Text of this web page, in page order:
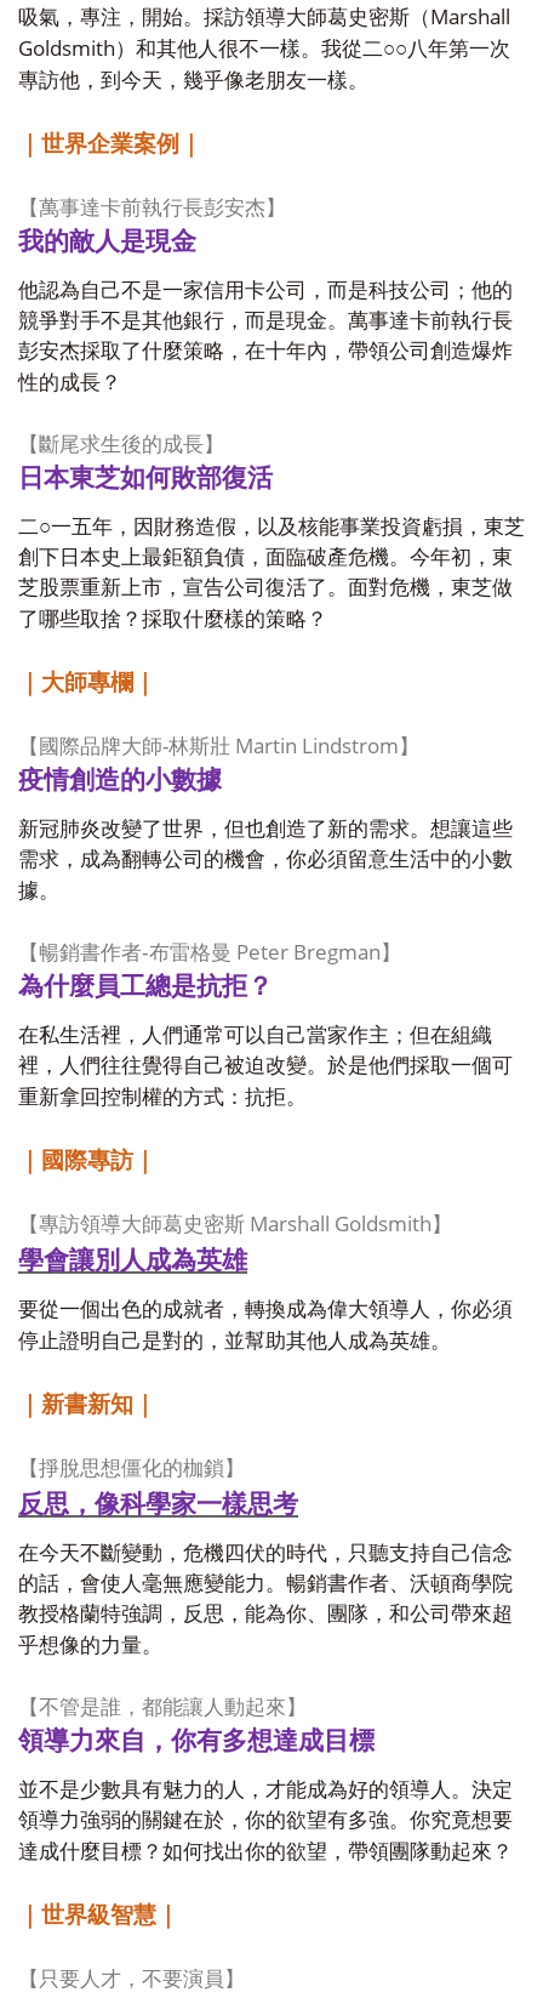
吸氣，專注，開始。採訪領導大師葛史密斯（Marshall
Goldsmith）和其他人很不一樣。我從二○○八年第一次
專訪他，到今天，幾乎像老朋友一樣。
｜世界企業案例｜
【萬事達卡前執行長彭安杰】
我的敵人是現金
他認為自己不是一家信用卡公司，而是科技公司；他的
競爭對手不是其他銀行，而是現金。萬事達卡前執行長
彭安杰採取了什麼策略，在十年內，帶領公司創造爆炸
性的成長？
【斷尾求生後的成長】
日本東芝如何敗部復活
二○一五年，因財務造假，以及核能事業投資虧損，東芝
創下日本史上最鉅額負債，面臨破產危機。今年初，東
芝股票重新上市，宣告公司復活了。面對危機，東芝做
了哪些取捨？採取什麼樣的策略？
｜大師專欄｜
【國際品牌大師-林斯壯 Martin Lindstrom 】
疫情創造的小數據
新冠肺炎改變了世界，但也創造了新的需求。想讓這些
需求，成為翻轉公司的機會，你必須留意生活中的小數
據。
【暢銷書作者-布雷格曼 Peter Bregman 】
為什麼員工總是抗拒？
在私生活裡，人們通常可以自己當家作主；但在組織
裡，人們往往覺得自己被迫改變。於是他們採取一個可
重新拿回控制權的方式：抗拒。
｜國際專訪｜
【專訪領導大師葛史密斯 Marshall Goldsmith 】
學會讓別人成為英雄
要從一個出色的成就者，轉換成為偉大領導人，你必須
停止證明自己是對的，並幫助其他人成為英雄。
｜新書新知｜
【掙脫思想僵化的枷鎖】
反思，像科學家一樣思考
在今天不斷變動，危機四伏的時代，只聽支持自己信念
的話，會使人毫無應變能力。暢銷書作者、沃頓商學院
教授格蘭特強調，反思，能為你、團隊，和公司帶來超
乎想像的力量。
【不管是誰，都能讓人動起來】
領導力來自，你有多想達成目標
並不是少數具有魅力的人，才能成為好的領導人。決定
領導力強弱的關鍵在於，你的欲望有多強。你究竟想要
達成什麼目標？如何找出你的欲望，帶領團隊動起來？
｜世界級智慧｜
【只要人才，不要演員】